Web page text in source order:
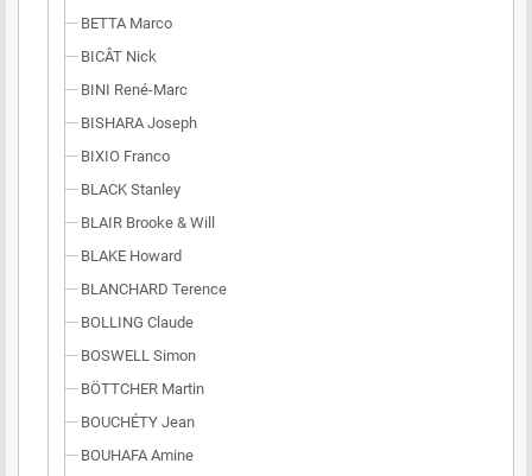
BETTA Marco
BICÂT Nick
BINI René-Marc
BISHARA Joseph
BIXIO Franco
BLACK Stanley
BLAIR Brooke & Will
BLAKE Howard
BLANCHARD Terence
BOLLING Claude
BOSWELL Simon
BÖTTCHER Martin
BOUCHÉTY Jean
BOUHAFA Amine